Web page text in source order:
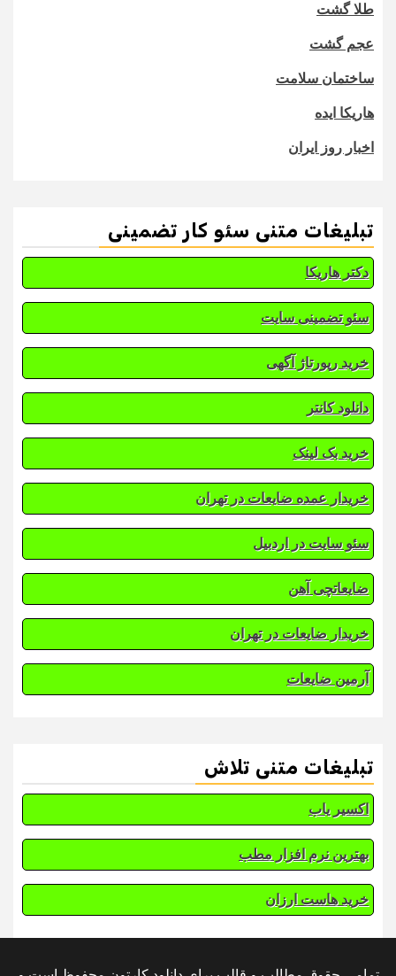
طلا گشت
عجم گشت
ساختمان سلامت
هاریکا ایده
اخبار روز ایران
تبلیغات متنی سئو کار تضمینی
دکتر هاریکا
سئو تضمینی سایت
خرید رپورتاژ آگهی
دانلود کانتر
خرید بک لینک
خریدار عمده ضایعات در تهران
سئو سایت در اردبیل
ضایعاتچی آهن
خریدار ضایعات در تهران
آرمین ضایعات
تبلیغات متنی تلاش
اکسیر یاب
بهترین نرم افزار مطب
خرید هاست ارزان